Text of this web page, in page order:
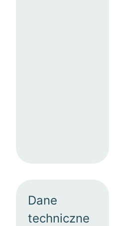
Dane
techniczne